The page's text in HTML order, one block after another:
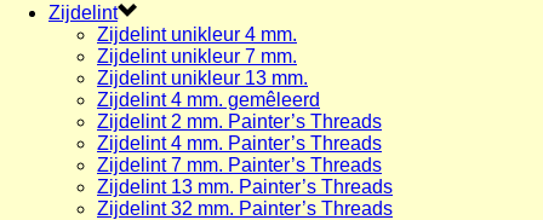
Zijdelint
Zijdelint unikleur 4 mm.
Zijdelint unikleur 7 mm.
Zijdelint unikleur 13 mm.
Zijdelint 4 mm. gemêleerd
Zijdelint 2 mm. Painter’s Threads
Zijdelint 4 mm. Painter’s Threads
Zijdelint 7 mm. Painter’s Threads
Zijdelint 13 mm. Painter’s Threads
Zijdelint 32 mm. Painter’s Threads